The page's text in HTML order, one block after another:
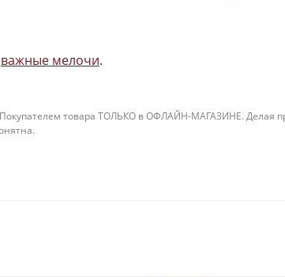
важные мелочи.
товара ТОЛЬКО в ОФЛАЙН-МАГАЗИНЕ. Делая